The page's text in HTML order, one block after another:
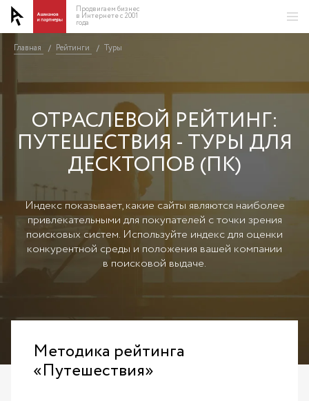
Продвигаем бизнес
в Интернете с 2001
года
Главная / Рейтинги / Туры
ОТРАСЛЕВОЙ РЕЙТИНГ:
ПУТЕШЕСТВИЯ - ТУРЫ ДЛЯ
ДЕСКТОПОВ (ПК)
Индекс показывает, какие сайты являются наиболее
привлекательными для покупателей с точки зрения
поисковых систем. Используйте индекс для оценки
конкурентной среды и положения вашей компании
в поисковой выдаче.
Главная / Рейтинги / Туры
Методика рейтинга
«Путешествия»